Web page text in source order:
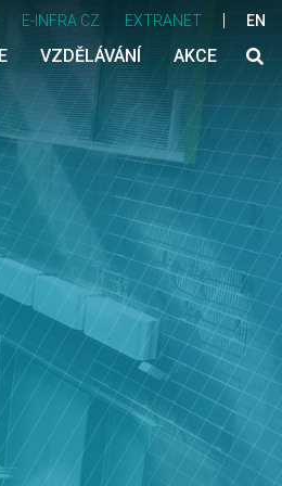
E-INFRA CZ EXTRANET EN
VZDĚLÁVÁNÍ AKCE